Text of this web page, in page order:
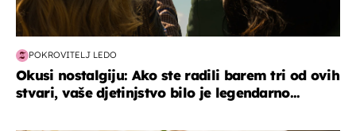
POKROVITELJ LEDO
Okusi nostalgiju: Ako ste radili barem tri od ovih
stvari, vaše djetinjstvo bilo je legendarno...